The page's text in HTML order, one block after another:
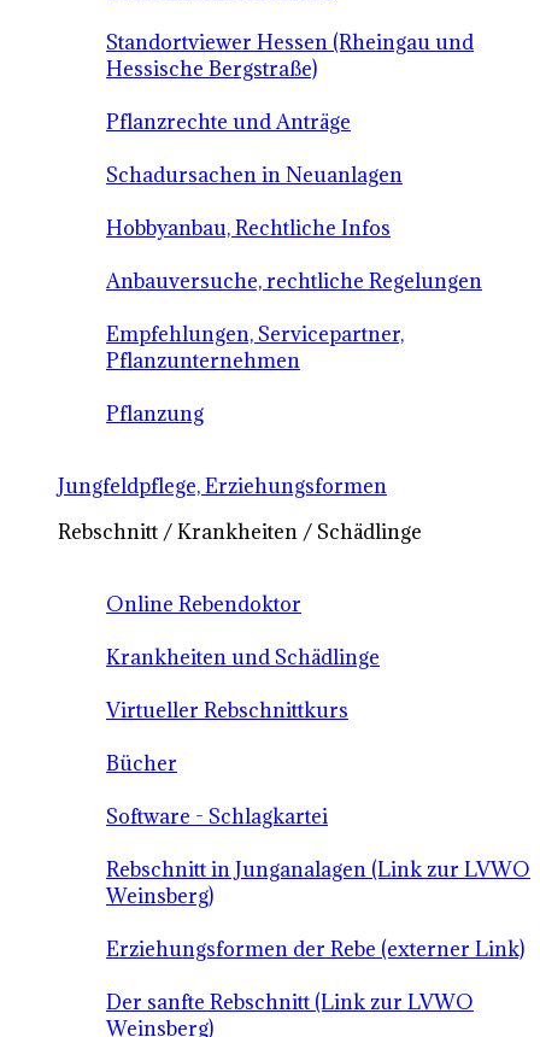
Standortviewer Hessen (Rheingau und
Hessische Bergstraße)
Pflanzrechte und Anträge
Schadursachen in Neuanlagen
Hobbyanbau, Rechtliche Infos
Anbauversuche, rechtliche Regelungen
Empfehlungen, Servicepartner,
Pflanzunternehmen
Pflanzung
Jungfeldpflege, Erziehungsformen
Rebschnitt / Krankheiten / Schädlinge
Online Rebendoktor
Krankheiten und Schädlinge
Virtueller Rebschnittkurs
Bücher
Software - Schlagkartei
Rebschnitt in Junganalagen (Link zur LVWO
Weinsberg)
Erziehungsformen der Rebe (externer Link)
Der sanfte Rebschnitt (Link zur LVWO
Weinsberg)